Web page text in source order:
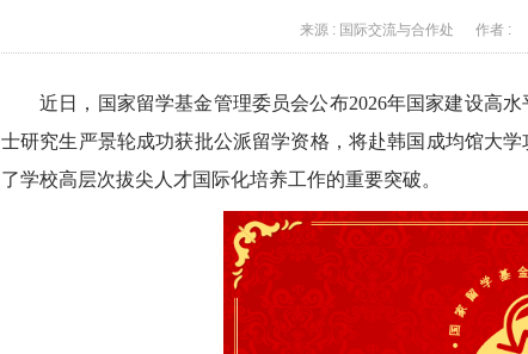
来源 : 国际交流与合作处 作者 :
近日，国家留学基金管理委员会公布2026年国家建设高
士研究生严景轮成功获批公派留学资格，将赴韩国成均馆大
了学校高层次拔尖人才国际化培养工作的重要突破。